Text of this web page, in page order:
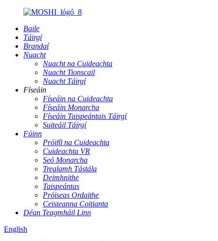
Baile
Táirgí
Brandaí
Nuacht
Nuacht na Cuideachta
Nuacht Tionscail
Nuacht Táirgí
Físeáin
Físeáin na Cuideachta
Físeáin Monarcha
Físeáin Taispeántais Táirgí
Suiteáil Táirgí
Fúinn
Próifíl na Cuideachta
Cuideachta VR
Seó Monarcha
Trealamh Tástála
Deimhnithe
Taispeántas
Próiseas Ordaithe
Ceisteanna Coitianta
Déan Teagmháil Linn
English